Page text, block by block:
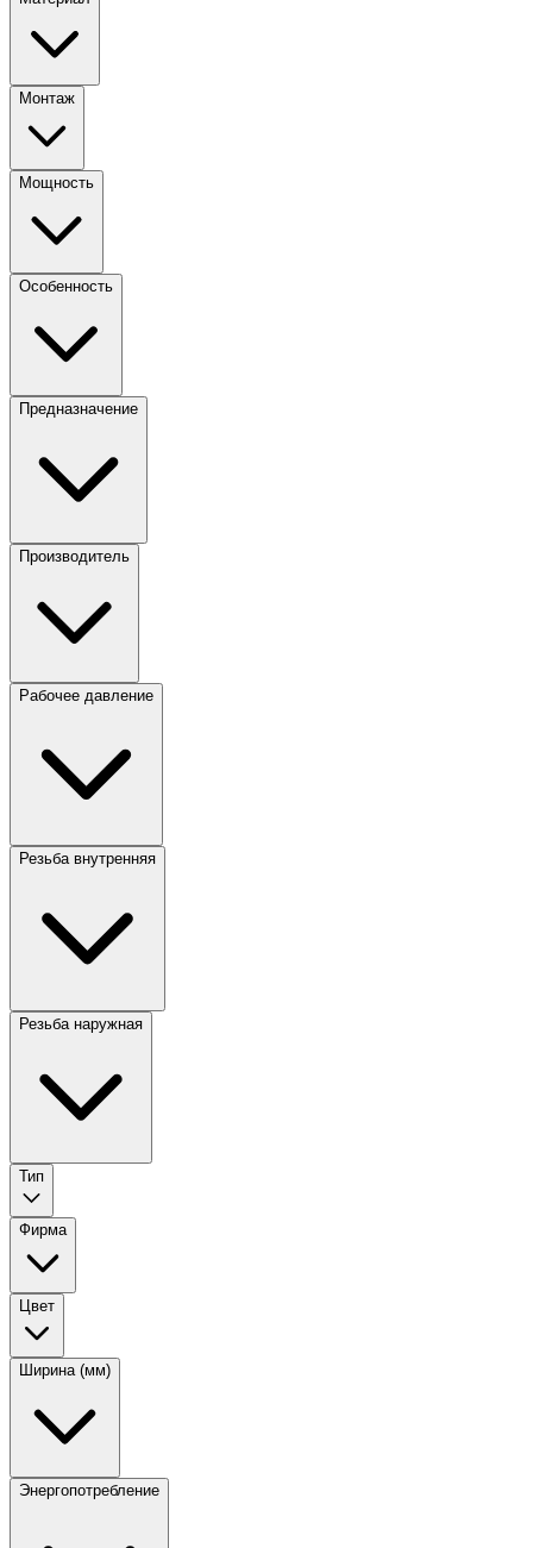
Монтаж
Мощность
Особенность
Предназначение
Производитель
Рабочее давление
Резьба внутренняя
Резьба наружная
Тип
Фирма
Цвет
Ширина (мм)
Энергопотребление